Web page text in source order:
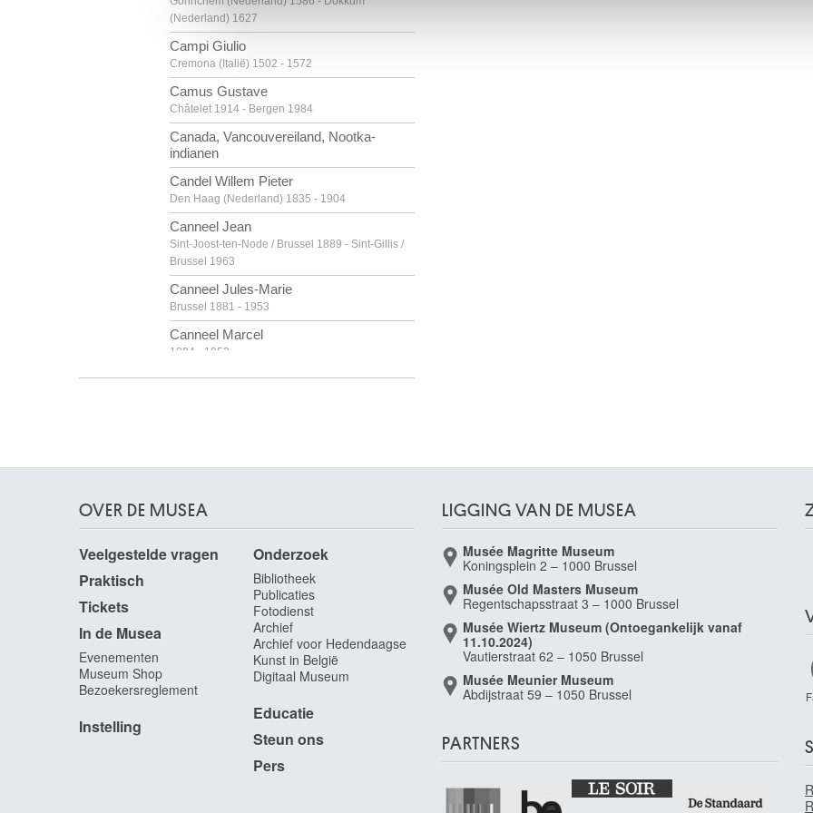
(Nederland) 1627
Campi Giulio
Cremona (Italië) 1502 - 1572
Camus Gustave
Châtelet 1914 - Bergen 1984
Canada, Vancouvereiland, Nootka-
indianen
Candel Willem Pieter
Den Haag (Nederland) 1835 - 1904
Canneel Jean
Sint-Joost-ten-Node / Brussel 1889 - Sint-Gillis /
Brussel 1963
Canneel Jules-Marie
Brussel 1881 - 1953
Canneel Marcel
1894 - 1953
Canneel Théodore-Joseph
Cantagallina Remigio
(Italië) 1636
Cantré Jozef
Gent 1890 - 1957
Capogrossi Giuseppe
Rome (Italië) 1900 - 1972
Le Mans, Sarthe (Frankrijk) 1918
Brussel 1925 - 1993
Cárdenas Agustín
OVER DE MUSEA
Veelgestelde vragen
Praktisch
Tickets
In de Musea
Evenementen
Museum Shop
Bezoekersreglement
Instelling
Onderzoek
Bibliotheek
Publicaties
Fotodienst
Archief
Archief voor Hedendaagse
Kunst in België
Digitaal Museum
Educatie
Steun ons
Pers
LIGGING VAN DE MUSEA
Musée Magritte Museum
Koningsplein 2 – 1000 Brussel
Musée Old Masters Museum
Regentschapsstraat 3 – 1000 Brussel
Musée Wiertz Museum (Ontoegankelijk vanaf
11.10.2024)
Vautierstraat 62 – 1050 Brussel
Musée Meunier Museum
Abdijstraat 59 – 1050 Brussel
PARTNERS